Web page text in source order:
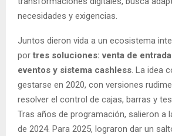
necesidades y exigencias.
Juntos dieron vida a un ecosistema
por tres soluciones: venta de
eventos y sistema cashless . La idea
gestarse en 2020, con versiones
resolver el control de cajas, barras y
Tras años de programación, salieron a
de 2024. Para 2025, lograron dar un